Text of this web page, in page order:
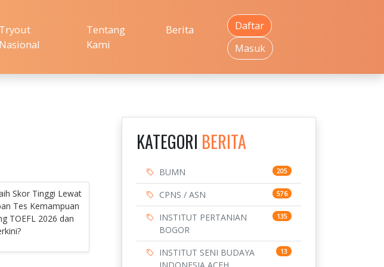
Tryout
Nasional
Tentang
Kami
Berita
Daftar
Masuk
Skor Tinggi Lewat
Tes Kemampuan
TOEFL 2026 dan
KATEGORI BERITA
BUMN 205
CPNS / ASN 576
INSTITUT PERTANIAN
BOGOR
135
INSTITUT SENI BUDAYA
13